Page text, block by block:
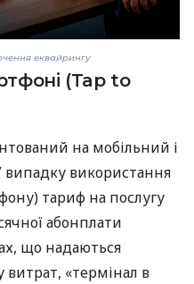
еквайрингу
(Tap to
на мобільний і
випадку використання
тариф на послугу
абонплати
що надаються
«термінал в